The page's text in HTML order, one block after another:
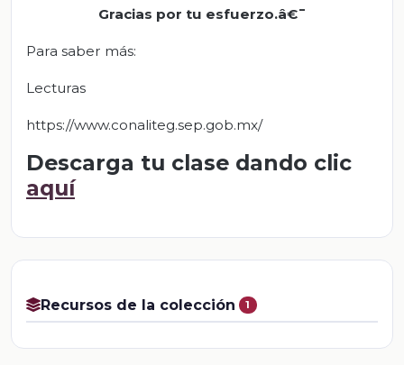
Gracias por tu esfuerzo.â€¯
Para saber más:
Lecturas
https://www.conaliteg.sep.gob.mx/
Descarga tu clase dando clic
aquí
Recursos de la colección 1